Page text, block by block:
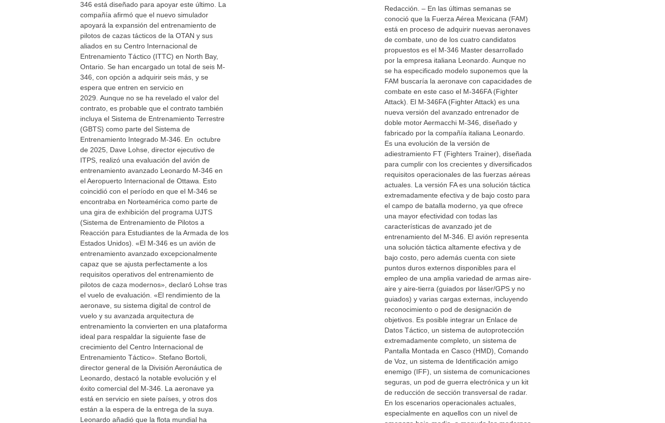
346 está diseñado para apoyar este último. La
compañía afirmó que el nuevo simulador
apoyará la expansión del entrenamiento de
pilotos de cazas tácticos de la OTAN y sus
aliados en su Centro Internacional de
Entrenamiento Táctico (ITTC) en North Bay,
Ontario. Se han encargado un total de seis M-
346, con opción a adquirir seis más, y se
espera que entren en servicio en
2029. Aunque no se ha revelado el valor del
contrato, es probable que el contrato también
incluya el Sistema de Entrenamiento Terrestre
(GBTS) como parte del Sistema de
Entrenamiento Integrado M-346. En octubre
de 2025, Dave Lohse, director ejecutivo de
ITPS, realizó una evaluación del avión de
entrenamiento avanzado Leonardo M-346 en
el Aeropuerto Internacional de Ottawa. Esto
coincidió con el período en que el M-346 se
encontraba en Norteamérica como parte de
una gira de exhibición del programa UJTS
(Sistema de Entrenamiento de Pilotos a
Reacción para Estudiantes de la Armada de los
Estados Unidos). «El M-346 es un avión de
entrenamiento avanzado excepcionalmente
capaz que se ajusta perfectamente a los
requisitos operativos del entrenamiento de
pilotos de caza modernos», declaró Lohse tras
el vuelo de evaluación. «El rendimiento de la
aeronave, su sistema digital de control de
vuelo y su avanzada arquitectura de
entrenamiento la convierten en una plataforma
ideal para respaldar la siguiente fase de
crecimiento del Centro Internacional de
Entrenamiento Táctico». Stefano Bortoli,
director general de la División Aeronáutica de
Leonardo, destacó la notable evolución y el
éxito comercial del M-346. La aeronave ya
está en servicio en siete países, y otros dos
están a la espera de la entrega de la suya.
Leonardo añadió que la flota mundial ha
Redacción. – En las últimas semanas se
conoció que la Fuerza Aérea Mexicana (FAM)
está en proceso de adquirir nuevas aeronaves
de combate, uno de los cuatro candidatos
propuestos es el M-346 Master desarrollado
por la empresa italiana Leonardo. Aunque no
se ha especificado modelo suponemos que la
FAM buscaría la aeronave con capacidades de
combate en este caso el M-346FA (Fighter
Attack). El M-346FA (Fighter Attack) es una
nueva versión del avanzado entrenador de
doble motor Aermacchi M-346, diseñado y
fabricado por la compañía italiana Leonardo.
Es una evolución de la versión de
adiestramiento FT (Fighters Trainer), diseñada
para cumplir con los crecientes y diversificados
requisitos operacionales de las fuerzas aéreas
actuales. La versión FA es una solución táctica
extremadamente efectiva y de bajo costo para
el campo de batalla moderno, ya que ofrece
una mayor efectividad con todas las
características de avanzado jet de
entrenamiento del M-346. El avión representa
una solución táctica altamente efectiva y de
bajo costo, pero además cuenta con siete
puntos duros externos disponibles para el
empleo de una amplia variedad de armas aire-
aire y aire-tierra (guiados por láser/GPS y no
guiados) y varias cargas externas, incluyendo
reconocimiento o pod de designación de
objetivos. Es posible integrar un Enlace de
Datos Táctico, un sistema de autoprotección
extremadamente completo, un sistema de
Pantalla Montada en Casco (HMD), Comando
de Voz, un sistema de Identificación amigo
enemigo (IFF), un sistema de comunicaciones
seguras, un pod de guerra electrónica y un kit
de reducción de sección transversal de radar.
En los escenarios operacionales actuales,
especialmente en aquellos con un nivel de